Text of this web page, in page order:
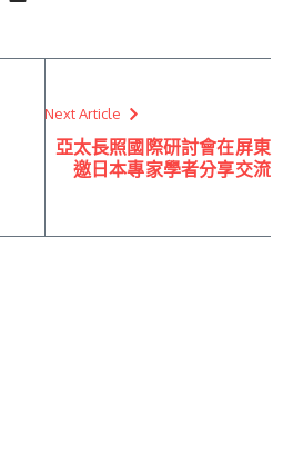
Next Article
亞太長照國際研討會在屏東
邀日本專家學者分享交流